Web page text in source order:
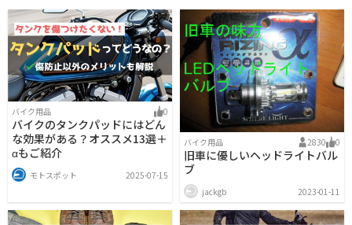
バイク用品 0
バイクのタンクパッドにはどん
な効果がある？オススメ13選＋
αもご紹介
モトスポット 2025-07-15
バイク用品 2830 0
旧車に優しいヘッドライトバル
ブ
jackgb 2023-01-11